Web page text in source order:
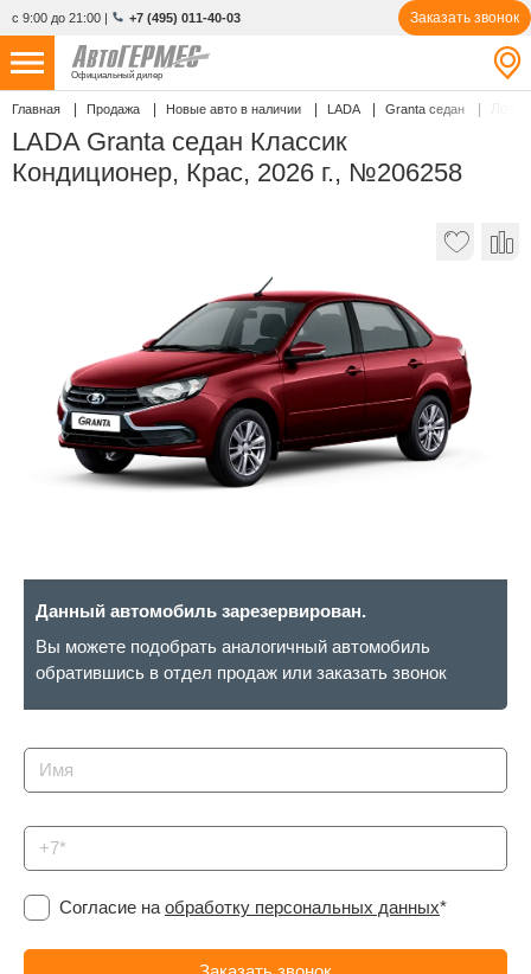
с 9:00 до 21:00 | +7 (495) 011-40-03 Заказать звонок
Официальный дилер
НОВЫЕ АВТОМОБИЛИ
С ПРОБЕГОМ 858 авто
О КОМПАНИИ
КОНТАКТЫ
Сравнение
Личный кабинет
Главная Продажа Новые авто в наличии LADA Granta седан
LADA Granta седан Классик
Кондиционер, Крас, 2026 г., №206258
Данный автомобиль зарезервирован.
Вы можете подобрать аналогичный автомобиль
обратившись в отдел продаж или заказать звонок
Согласие на обработку персональных данных*